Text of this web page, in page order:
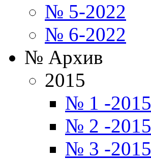
№ 5-2022
№ 6-2022
№ Архив
2015
№ 1 -2015
№ 2 -2015
№ 3 -2015